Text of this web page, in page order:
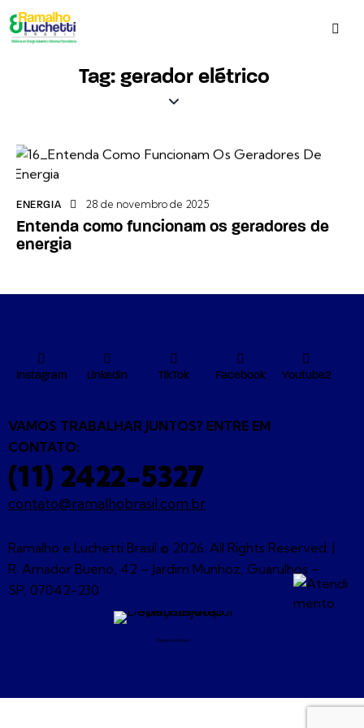
Tag: gerador elétrico
ENERGIA 28 de novembro de 2025
Entenda como funcionam os geradores de
energia
Instagram Linkedin TikTok Facebook Youtube2
VAMOS TRABALHAR JUNTOS? ENTRE EM
CONTATO:
(11) 2422-5327
contato@ramalhobrasil.com.br
Ramalho e Luchetti Brasil © 2026. All Rights Reserved. |
R. Amador Bueno, 42 – Jardim Munhoz, Guarulhos –
SP, 07042-230
Desenvolvido por: